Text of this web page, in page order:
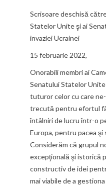
Scrisoare deschisă
Statelor Unite şi ai
invaziei Ucrainei
15 februarie 2022,
Onorabili membri ai
Senatului Statelor
tuturor celor cu care
trecută pentru efortul
întâlniri de lucru într-o
Europa, pentru pacea
Considerăm că grupul
excepţională şi istorică
constructiv de idei
mai viabile de a